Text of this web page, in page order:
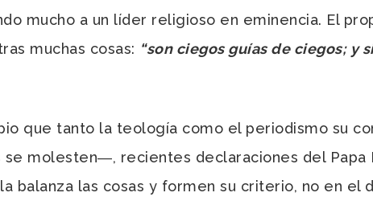
mucho a un líder religioso en eminencia. El
muchas cosas: “son ciegos guías de ciegos; y
que tanto la teología como el periodismo su
molesten―, recientes declaraciones del Papa
balanza las cosas y formen su criterio, no en el